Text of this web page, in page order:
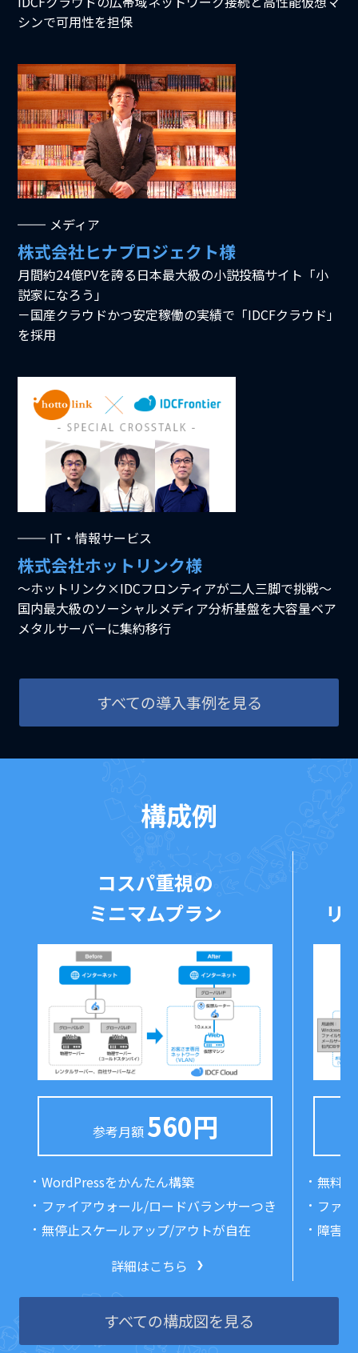
シンで可用性を担保
メディア
株式会社ヒナプロジェクト様
月間約24億PVを誇る日本最大級の小説投稿サイト「小
説家になろう」
－国産クラウドかつ安定稼働の実績で「IDCFクラウド」
を採用
IT・情報サービス
株式会社ホットリンク様
～ホットリンク×IDCフロンティアが二人三脚で挑戦～
国内最大級のソーシャルメディア分析基盤を大容量ベア
メタルサーバーに集約移行
すべての導入事例を見る
構成例
コスパ重視の
ミニマムプラン
参考月額 560円
WordPressをかんたん構築
ファイアウォール/ロードバランサーつき
無停止スケールアップ/アウトが自在
詳細はこちら
リ
無料
ファ
障害
すべての構成図を見る